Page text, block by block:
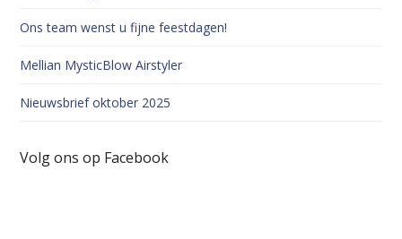
Ons team wenst u fijne feestdagen!
Mellian MysticBlow Airstyler
Nieuwsbrief oktober 2025
Volg ons op Facebook